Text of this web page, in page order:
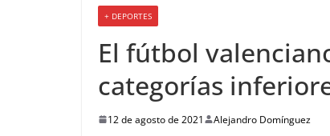
+ DEPORTES
El fútbol
categorías
12 de agosto de 2021 Alejandro Domínguez